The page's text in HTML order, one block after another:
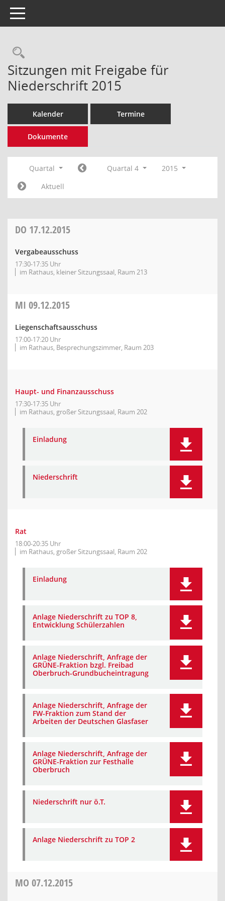
Toggle navigation
Rechercheauswahl
Sitzungen mit Freigabe für
Niederschrift 2015
Kalender Termine
Dokumente
Quartal Quartal 4
2015
Aktuell
DO 17.12.2015
Vergabeausschuss
17:30-17:35 Uhr
im Rathaus, kleiner Sitzungssaal, Raum 213
MI 09.12.2015
Liegenschaftsausschuss
17:00-17:20 Uhr
im Rathaus, Besprechungszimmer, Raum 203
Haupt- und Finanzausschuss
17:30-17:35 Uhr
im Rathaus, großer Sitzungssaal, Raum 202
Einladung
Niederschrift
Rat
18:00-20:35 Uhr
im Rathaus, großer Sitzungssaal, Raum 202
Einladung
Anlage Niederschrift zu TOP 8,
Entwicklung Schülerzahlen
Anlage Niederschrift, Anfrage der
GRÜNE-Fraktion bzgl. Freibad
Oberbruch-Grundbucheintragung
Anlage Niederschrift, Anfrage der
FW-Fraktion zum Stand der
Arbeiten der Deutschen Glasfaser
Anlage Niederschrift, Anfrage der
GRÜNE-Fraktion zur Festhalle
Oberbruch
Niederschrift nur ö.T.
Anlage Niederschrift zu TOP 2
MO 07.12.2015